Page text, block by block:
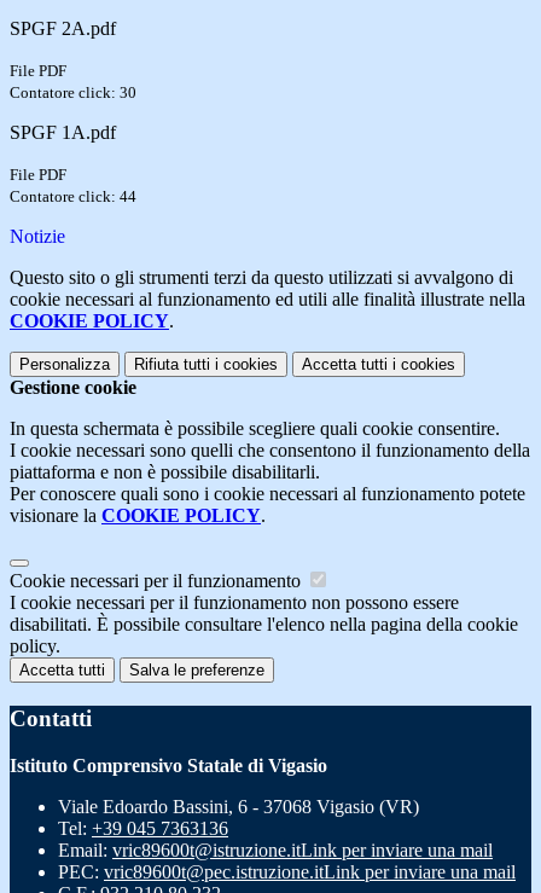
SPGF 2A.pdf
File PDF
Contatore click: 30
SPGF 1A.pdf
File PDF
Contatore click: 44
Notizie
Questo sito o gli strumenti terzi da questo utilizzati si avvalgono di
cookie necessari al funzionamento ed utili alle finalità illustrate nella
COOKIE POLICY.
Personalizza Rifiuta tutti i cookies Accetta tutti i cookies
Gestione cookie
In questa schermata è possibile scegliere quali cookie consentire.
I cookie necessari sono quelli che consentono il funzionamento della
piattaforma e non è possibile disabilitarli.
Per conoscere quali sono i cookie necessari al funzionamento potete
visionare la COOKIE POLICY.
Cookie necessari per il funzionamento
I cookie necessari per il funzionamento non possono essere
disabilitati. È possibile consultare l'elenco nella pagina della cookie
policy.
Accetta tutti Salva le preferenze
Contatti
Istituto Comprensivo Statale di Vigasio
Viale Edoardo Bassini, 6 - 37068 Vigasio (VR)
Tel: +39 045 7363136
Email: vric89600t@istruzione.itLink per inviare una mail
PEC: vric89600t@pec.istruzione.itLink per inviare una mail